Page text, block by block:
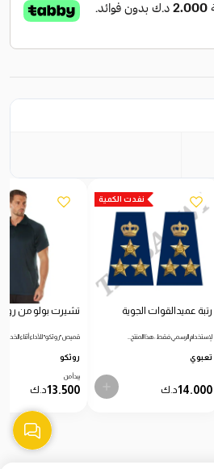
نفدت الكمية
رتبة عميدالقوات الجوية
لإستخدام الرسمي فقط: هذا المنتج…
تعبوي
14.000د.ك
تشيرت بولو من
قميص "روثكو" للأداء أثناء الخدمة…
روثكو
يبدأ من
13.500د.ك